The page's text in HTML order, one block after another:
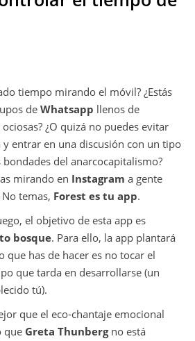
tiempo mirando el móvil? ¿Estás
de Whatsapp llenos de
¿O quizá no puedes evitar
entrar en una discusión con un tipo
bondades del anarcocapitalismo?
mirando en Instagram a gente
temas, Forest es tu app.
el objetivo de esta app es
bosque. Para ello, la app plantará
que has de hacer es no tocar el
que tarda en desarrollarse (un
tú).
que el eco-chantaje emocional
que Greta Thunbergno está